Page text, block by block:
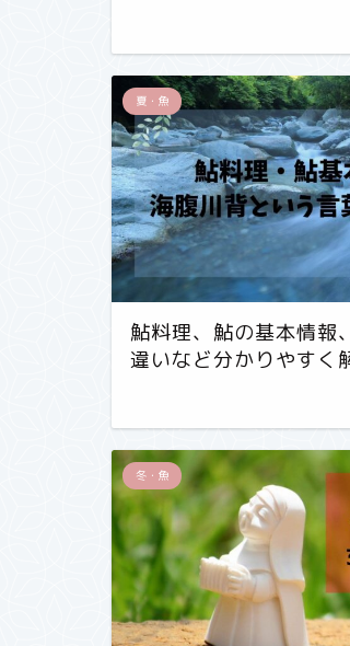
夏・魚
鮎料理、鮎の基本情報
違いなど分かりやすく
冬・魚